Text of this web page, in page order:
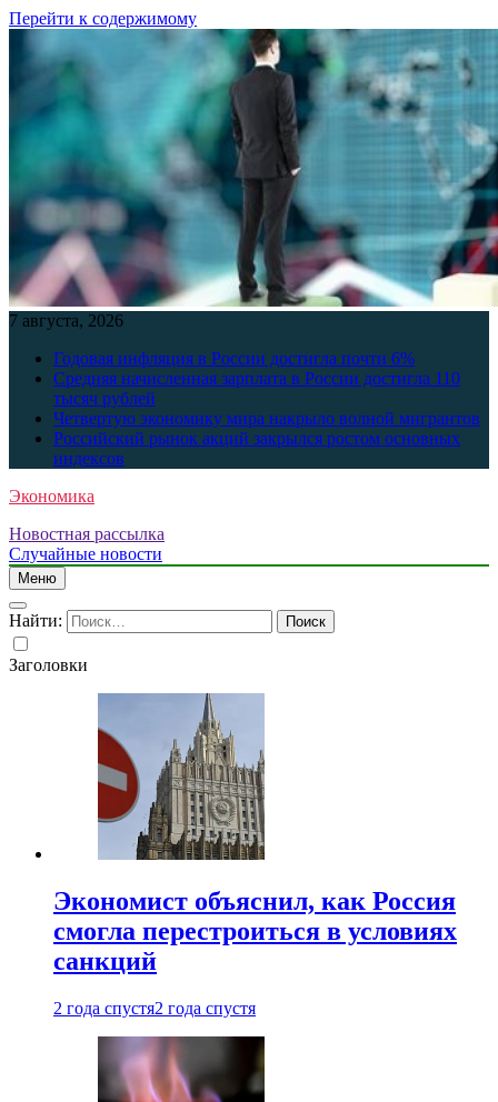
Перейти к содержимому
7 августа, 2026
Годовая инфляция в России достигла почти 6%
Средняя начисленная зарплата в России достигла 110
тысяч рублей
Четвертую экономику мира накрыло волной мигрантов
Российский рынок акций закрылся ростом основных
индексов
Экономика
Новостная рассылка
Случайные новости
Меню
Найти:
Заголовки
Экономист объяснил, как Россия
смогла перестроиться в условиях
санкций
2 года спустя2 года спустя